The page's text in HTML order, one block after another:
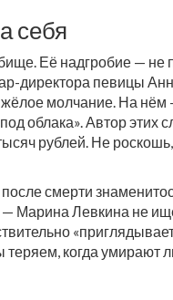
себя
Её надгробие — не
директора певицы
молчание. На нём
облака». Автор этих
рублей. Не роскошь,
смерти
Марина Левкина не
теряем, когда умирают